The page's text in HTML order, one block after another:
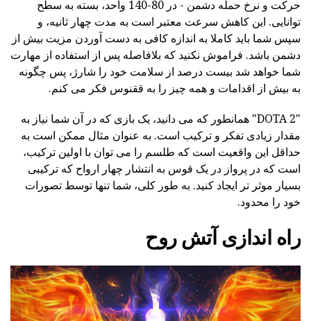
حرکت و نرخ حمله دشمن - در 80-140 واحد، بسته به سطح
توانایی. این کاهش سرعت معتبر است به مدت چهار ثانیه، و
سپس شما باید کاملا به اندازه کافی به دست آوردن مزیت بیش از
دشمن باشد. فراموش نکنید که بلافاصله پس از استفاده از مهارت
شما خواهد شد بیست درصد از سلامت خود را شارژ، پس چگونه
به بیش از اقدامات و همه چیز را به ققنوس فکر می کنم.
"DOTA 2" همانطور که می دانید، یک بازی که در آن شما نیاز به
مقدار زیادی تفکر و ترکیب است. به عنوان مثال ممکن است به
حداقل این واقعیت است که طلسم را می توان با اولین ترکیب،
است که در پرواز در یک قوس به انتشار چهار ارواح که ترکیبی
بسیار موثر تر ایجاد کنید. به طور کلی، شما تنها توسط تصورات
خود را محدود.
راه اندازی آتش روح